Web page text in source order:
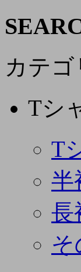
カテゴ
Tシ
T
半
長
そ